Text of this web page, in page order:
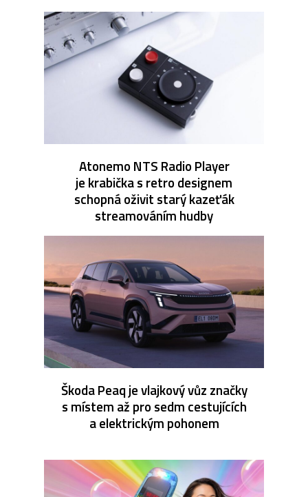
Atonemo NTS Radio Player
je krabička s retro designem
schopná oživit starý kazeťák
streamováním hudby
Škoda Peaq je vlajkový vůz značky
s místem až pro sedm cestujících
a elektrickým pohonem